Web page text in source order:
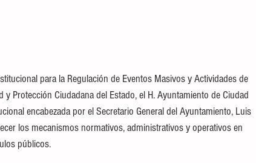
para la Regulación de Eventos Masivos y Actividades de
Protección Ciudadana del Estado, el H. Ayuntamiento de Ciudad
encabezada por el Secretario General del Ayuntamiento, Luis
los mecanismos normativos, administrativos y operativos en
públicos.